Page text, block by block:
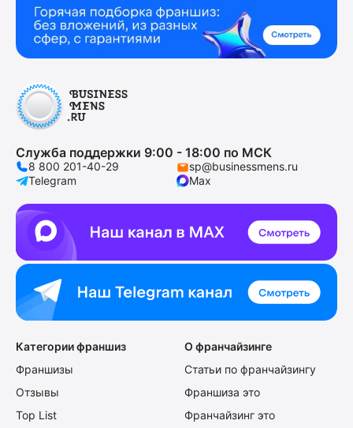
Служба поддержки 9:00 - 18:00 по МСК
8 800 201-40-29
sp@businessmens.ru
Telegram
Max
Категории франшиз
Франшизы
Отзывы
Top List
О франчайзинге
Статьи по франчайзингу
Франшиза это
Франчайзинг это